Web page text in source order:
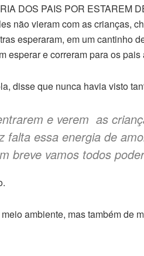
DOS PAIS POR ESTAREM
não vieram com as crianças,
esperaram, em um cantinho
esperar e correram para os
disse que nunca havia visto
e verem as
essa energia de
breve vamos todos
ambiente, mas também de